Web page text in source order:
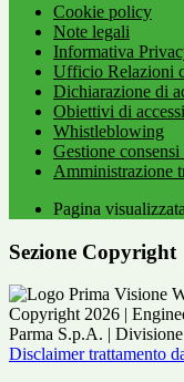
Cookie policy
Note legali
Informativa
Ufficio Relazioni
Dichiarazione di
Obiettivi di
Whistleblowing
Gestione
Amministrazione
Pagina visualizzata
Sezione Copyright
Copyright 2026 |
Parma S.p.A. |
Disclaimer trattamento